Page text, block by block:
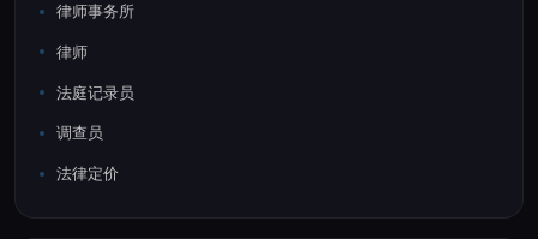
律师事务所
律师
法庭记录员
调查员
法律定价